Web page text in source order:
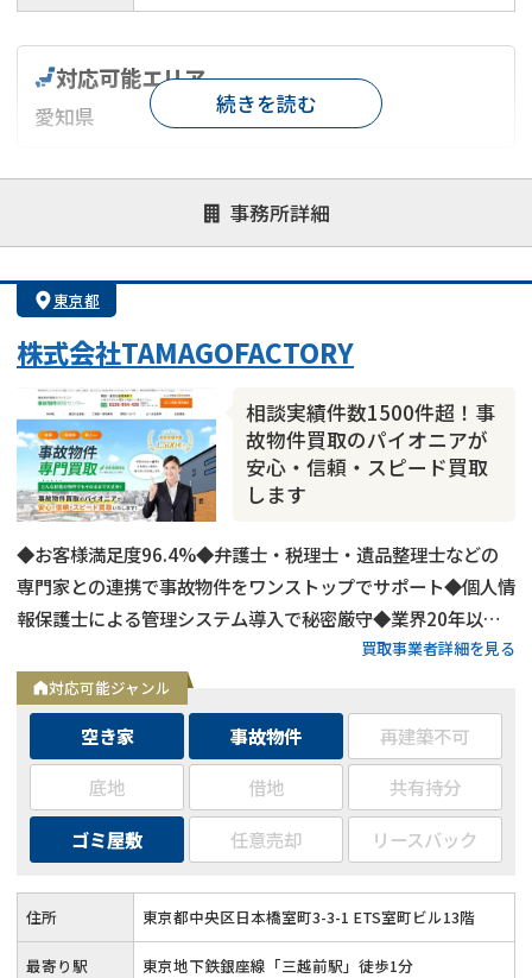
事務所詳細
対応可能エリア
愛知県
対応が親身 オンライン面談可能
レスポンスが早い
1億円以上の買取可
続きを読む
東京都
株式会社TAMAGOFACTORY
相談実績件数1500件超！事
故物件買取のパイオニアが
安心・信頼・スピード買取
します
◆お客様満足度96.4%◆弁護士・税理士・遺品整理士などの
専門家との連携で事故物件をワンストップでサポート◆個人情
報保護士による管理システム導入で秘密厳守◆業界20年以上
のベテランが複数在籍◆メールでの無料相談・査定は24時間
受付中
買取事業者詳細を見る
対応可能ジャンル
空き家 事故物件
再建築不可
底地
借地
共有持分
ゴミ屋敷
任意売却 リースバック
住所 東京都中央区日本橋室町3-3-1 ETS室町ビル13階
最寄り駅 東京地下鉄銀座線「三越前駅」徒歩1分